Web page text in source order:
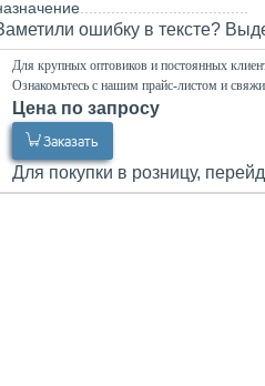
ошибку в тексте?
Для крупных оптовиков и постоянных
Ознакомьтесь с нашим прайс-листом и
Цена по запросу
Заказать
Для покупки в розницу,